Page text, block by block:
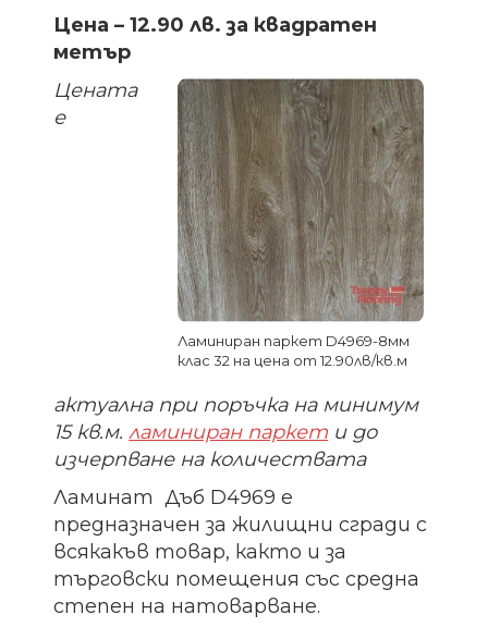
Цена – 12.90 лв. за квадратен
метър
Ламиниран паркет D4969-8мм
клас 32 на цена от 12.90лв/кв.м
Цената
е
актуална при поръчка на минимум
15 кв.м.ламиниран паркет и до
изчерпване на количествата
Ламинат Дъб D4969 е
предназначен за жилищни сгради с
всякакъв товар, както и за
търговски помещения със средна
степен на натоварване.